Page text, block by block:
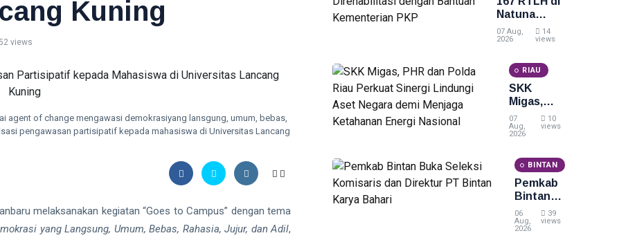
Kuning
views
agent of change mengawasi demokrasiyang lansgung, umum, bebas,
pengawasan partisipatif kepada mahasiswa di Universitas Lancang
melaksanakan kegiatan “Goes to Campus” dengan tema
yang Langsung, Umum, Bebas, Rahasia, Jujur, dan Adil,
Natuna
Direhabilitasi
dengan
Kementerian
PKP
07 Aug,
2026
14
views
RIAU
SKK
Migas,
PHR dan
Polda Riau
Lindungi
Aset
Negara
Menjaga
Ketahanan
07
Aug,
2026
10
views
BINTAN
Pemkab
Bintan
Buka
Seleksi
06
Aug,
2026
39
views